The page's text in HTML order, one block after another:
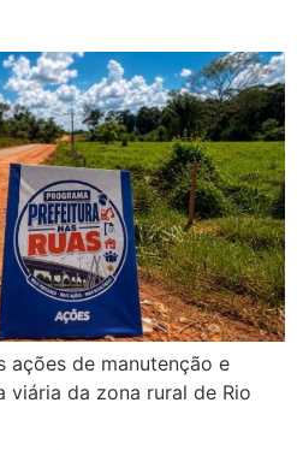
ações de manutenção e
viária da zona rural de Rio